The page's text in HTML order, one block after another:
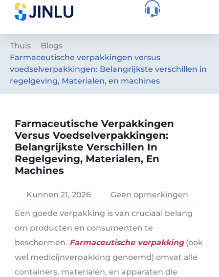
Thuis
Blogs
Farmaceutische verpakkingen versus
voedselverpakkingen: Belangrijkste verschillen in
regelgeving, Materialen, en machines
Farmaceutische Verpakkingen
Versus Voedselverpakkingen:
Belangrijkste Verschillen In
Regelgeving, Materialen, En
Machines
Kunnen 21, 2026
Geen opmerkingen
Een goede verpakking is van cruciaal belang
om producten en consumenten te
beschermen. Farmaceutische verpakking(ook
wel medicijnverpakking genoemd) omvat alle
containers, materialen, en apparaten die